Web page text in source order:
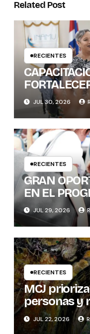
Related Post
RECIENTES
MUJERES
JUL 30, 2026
RECIENTES
GRAN
EN EL
PYME
JUL 29, 2026
RECIENTES
MCJ
personas y
memoria
sobre el río
JUL 22, 2026